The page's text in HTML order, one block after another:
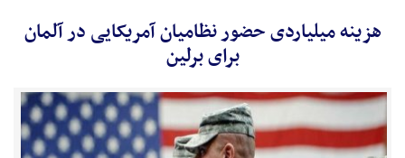
هزینه‌ میلیاردی حضور نظامیان آمریکایی در آلمان
برای برلین